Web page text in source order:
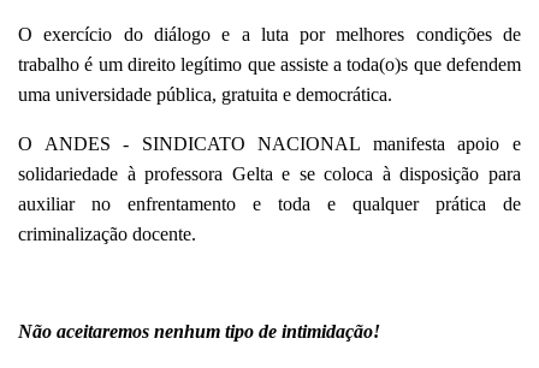
O exercício do diálogo e a luta por melhores condições de
trabalho é um direito legítimo que assiste a toda(o)s que defendem
uma universidade pública, gratuita e democrática.
O ANDES - SINDICATO NACIONAL manifesta apoio e
solidariedade à professora Gelta e se coloca à disposição para
auxiliar no enfrentamento e toda e qualquer prática de
criminalização docente.
Não aceitaremos nenhum tipo de intimidação!